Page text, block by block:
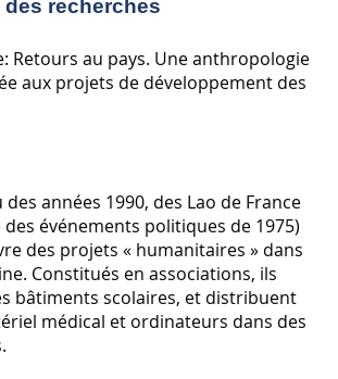
recherches
Retours au pays. Une anthropologie
aux projets de développement des
années 1990, des Lao de France
des événements politiques de 1975)
des projets « humanitaires » dans
Constitués en associations, ils
bâtiments scolaires, et distribuent
médical et ordinateurs dans des